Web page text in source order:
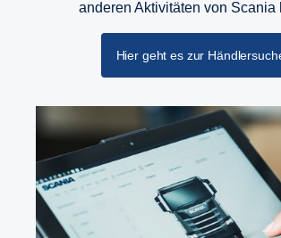
anderen Aktivitäten von Scania
Hier geht es zur